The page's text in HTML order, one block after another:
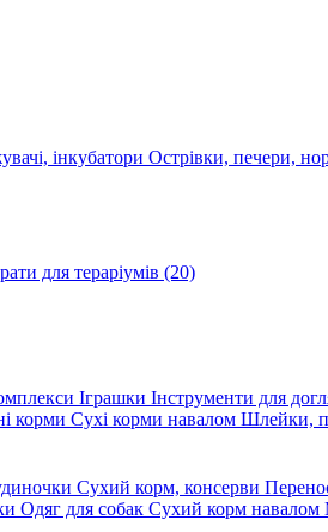
інкубатори Острівки, печери,
для тераріумів (20)
Іграшки Інструменти для
корми Сухі корми навалом Шлейки,
Сухий корм, консерви
Одяг для собак Сухий корм навалом